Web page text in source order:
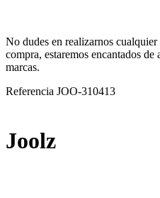
No dudes en realizarnos
compra, estaremos encantados de
marcas.
Referencia JOO-310413
Joolz